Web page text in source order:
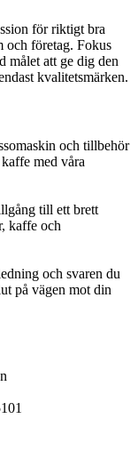
för riktigt bra
och företag. Fokus
målet att ge dig den
kvalitetsmärken.
och tillbehör
med våra
till ett brett
kaffe och
och svaren du
på vägen mot din